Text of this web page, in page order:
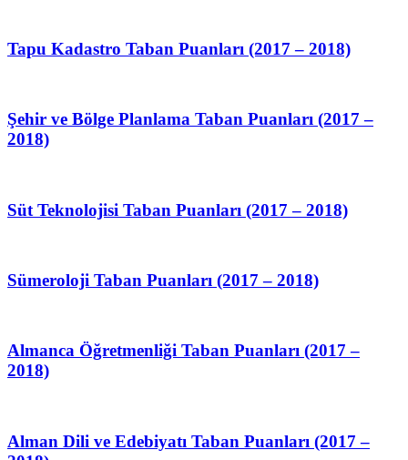
Tapu Kadastro Taban Puanları (2017 – 2018)
Şehir ve Bölge Planlama Taban Puanları (2017 –
2018)
Süt Teknolojisi Taban Puanları (2017 – 2018)
Sümeroloji Taban Puanları (2017 – 2018)
Almanca Öğretmenliği Taban Puanları (2017 –
2018)
Alman Dili ve Edebiyatı Taban Puanları (2017 –